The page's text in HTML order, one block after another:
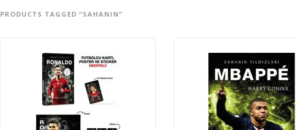
PRODUCTS TAGGED “SAHANIN”